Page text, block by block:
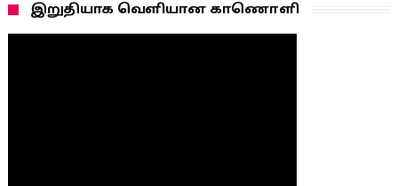
இறுதியாக வெளியான காணொளி